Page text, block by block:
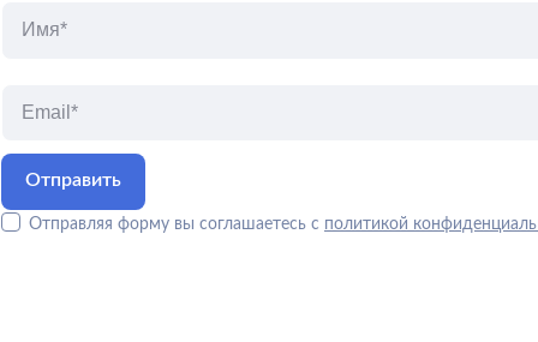
Отправляя форму вы соглашаетесь с политикой